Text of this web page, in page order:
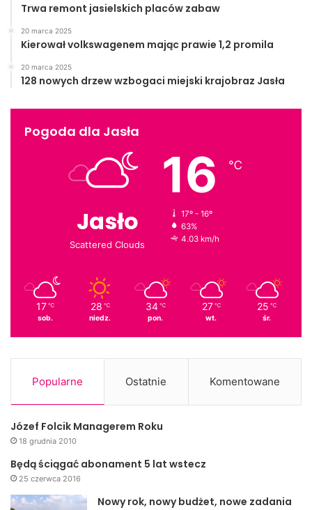
Trwa remont jasielskich placów zabaw
20 marca 2025
Kierował volkswagenem mając prawie 1,2 promila
20 marca 2025
128 nowych drzew wzbogaci miejski krajobraz Jasła
Pogoda dla Jasła
Jasło
Scattered Clouds
16 ℃
17º - 16º
63%
4.03 km/h
17 ℃
sob.
28 ℃
niedz.
34 ℃
pon.
27 ℃
wt.
25 ℃
śr.
Popularne Ostatnie Komentowane
Józef Folcik Managerem Roku
18 grudnia 2010
Będą ściągać abonament 5 lat wstecz
25 czerwca 2016
Nowy rok, nowy budżet, nowe zadania